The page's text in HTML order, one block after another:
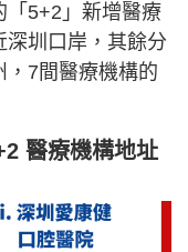
「5+2」新增醫療
圳口岸，其餘分
，7間醫療機構的
醫療機構地址